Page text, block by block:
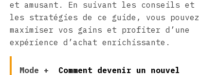
et amusant. En suivant les conseils et
les stratégies de ce guide, vous pouvez
maximiser vos gains et profiter d’une
expérience d’achat enrichissante.
Mode + Comment devenir un nouvel